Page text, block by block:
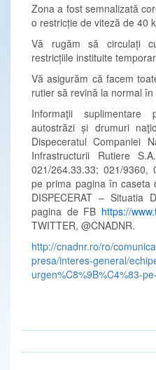
Zona a fost semnalizată
o restricție de viteză de 40
Vă rugăm să circulați
restricțiile instituite
Vă asigurăm că facem
rutier să revină la normal
Informaţii
autostrăzi și drumuri
Dispeceratul Companiei
Infrastructurii Rutiere
021/264.33.33; 021/9360,
pe prima pagina în caseta
DISPECERAT – Situatia
pagina de FB https://
TWITTER, @CNADNR.
http://cnadnr.ro/ro/
presa/interes-general/
urgen%C8%9B%C4%83-